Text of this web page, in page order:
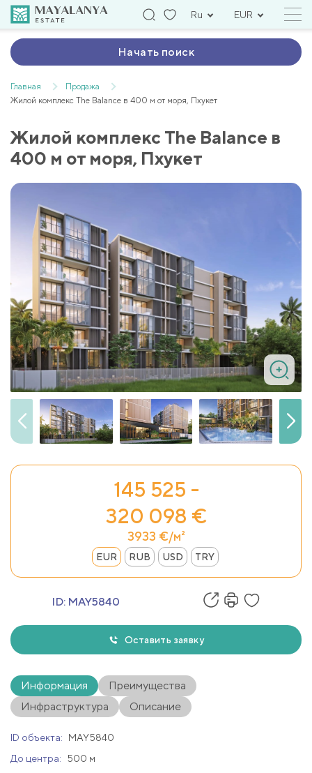
Ru EUR
Начать поиск
Главная
Продажа
Жилой комплекс The Balance в 400 м от моря, Пхукет
Жилой комплекс The Balance в
400 м от моря, Пхукет
145 525 -
320 098 €
3933 €/м²
EUR RUB USD TRY
ID: MAY5840
Оставить заявку
Информация
Преимущества
Инфраструктура
Описание
ID объекта:
MAY5840
До центра:
500 м